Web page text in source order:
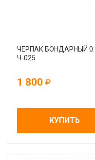
ЧЕРПАК БОНДАРНЫЙ
Ч-025
1 800
КУПИТЬ